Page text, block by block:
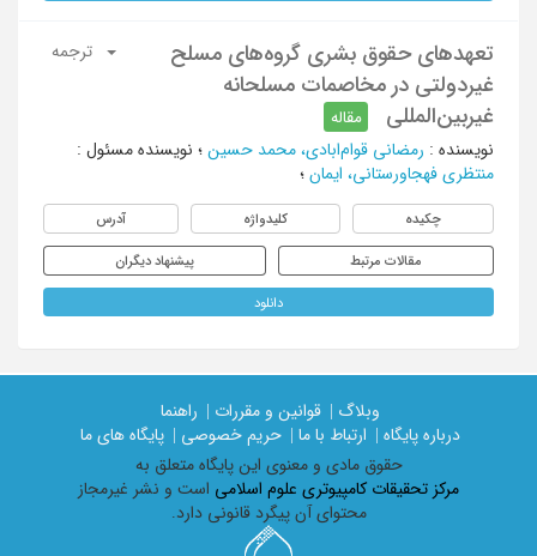
تعهدهای حقوق بشری گروه‌های مسلح
غیردولتی در مخاصمات مسلحانه
غیربین‌المللی
مقاله
ترجمه
نویسنده : رمضانی قوام‌ابادی، محمد حسین ؛ نویسنده مسئول :
منتظری فهجاورستانی، ایمان ؛
چکیده کلیدواژه آدرس
مقالات مرتبط پیشنهاد دیگران
دانلود
وبلاگ | قوانین و مقررات |
راهنما
درباره پایگاه |
ارتباط با ما | حریم خصوصی |
پایگاه های ما
حقوق مادی و معنوی اين پايگاه متعلق به
مرکز تحقیقات کامپیوتری علوم اسلامی است و نشر غیرمجاز
محتوای آن پیگرد قانونی دارد.